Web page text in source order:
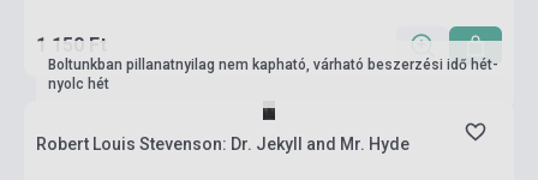
1 150 Ft
Boltunkban pillanatnyilag nem kapható, várható beszerzési idő hét-
nyolc hét
Robert Louis Stevenson: Dr. Jekyll and Mr. Hyde